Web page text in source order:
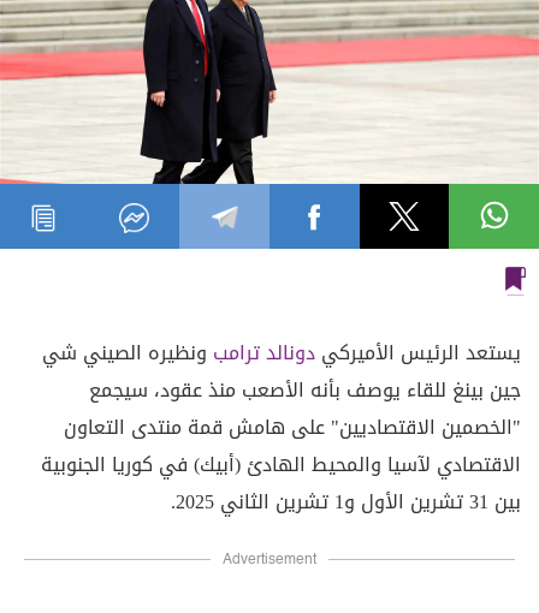
يستعد الرئيس الأميركيدونالد ترامب ونظيره الصيني شي
جين بينغ للقاء يوصف بأنه الأصعب منذ عقود، سيجمع
"الخصمين الاقتصاديين" على هامش قمة منتدى التعاون
الاقتصادي لآسيا والمحيط الهادئ (أبيك) في كوريا الجنوبية
بين 31 تشرين الأول و1 تشرين الثاني 2025.
Advertisement